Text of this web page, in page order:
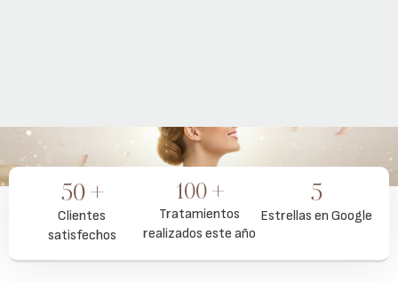
50 +
Clientes
satisfechos
100 +
Tratamientos
realizados este año
5
Estrellas en Google